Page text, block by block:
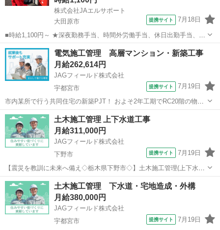
株式会社JAエルサポート
大田原市
提携サイト 7月18日
■時給1,100円～ ★深夜勤務手当、時間外労働手当、休日出勤手当、通
勤手当 ■県北支店（栃木県大田原市実取797-7） ■アルバイト ■【LPガ
スに関する緊急対応要員（県北支店）】安心のJAグループでのお仕
事！ ■制服...
栃木 大田原市 その他
電気施工管理 高層マンション・新築工事
月給262,614円
JAGフィールド株式会社
宇都宮市
提携サイト 7月19日
市内某所で行う共同住宅の新築PJT！ およそ2年工期でRC20階の物件
を施工。 【担当業務】 電気施工管理 ＊品質管理・安全管理・工程
管理 ＊原価管理 ＊写真管理 ＊書類作成 ＊施工図作成・修
正・チェック ...
栃木 宇都宮市 その他
土木施工管理 上下水道工事
月給311,000円
JAGフィールド株式会社
下野市
提携サイト 7月19日
【震災を教訓に未来へ備え◇栃木県下野市◇】土木施工管理(上下水道
工事) 市内の上下水道工事に係る土木施工管理です。老朽化した配管の
補強 派遣社員 ◇各種社会保険完備 ※労災保険・雇用保険・健康保
険・厚生年金等 ...
栃木 下野市 その他
土木施工管理 下水道・宅地造成・外構
月給380,000円
JAGフィールド株式会社
宇都宮市
提携サイト 7月19日